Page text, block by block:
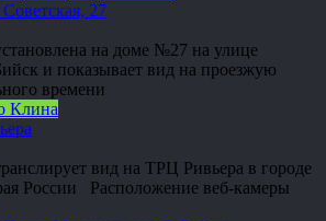
27
на доме №27 на улице
и показывает вид на проезжую
времени
Клина
вид на ТРЦ Ривьера в городе
России Расположение веб-камеры